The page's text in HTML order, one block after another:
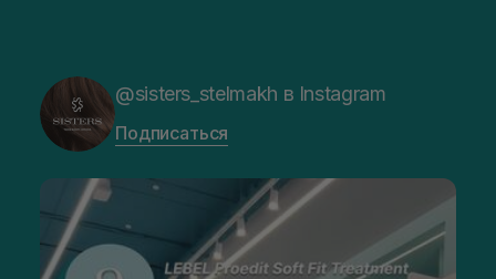
@sisters_stelmakh в Instagram
Подписаться